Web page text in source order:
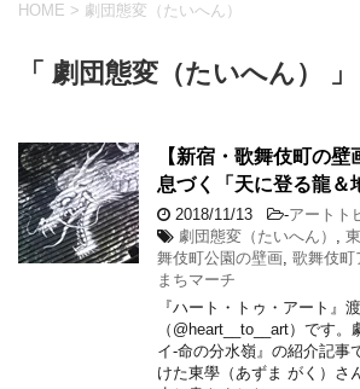
HOME > 劇団態変（たいへん）
「 劇団態変（たいへん）
【新宿・歌舞伎町の
息づく「天に登る龍＆
2018/11/13 -アートト
劇団態変（たいへん）
舞伎町公園の壁画 歌舞伎町
まちマーチ
『ハート・トゥ・アート』
（@heart__to__art）です
イ-命の分水嶺』の紹介記事
けた東學（あずま がく）さ